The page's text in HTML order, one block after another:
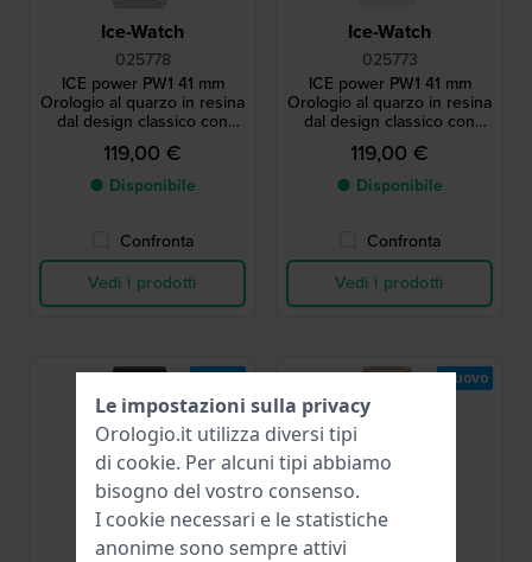
Ice-Watch
025778
ICE power PW1 41 mm
Orologio al quarzo in resina
dal design classico con
lunetta in acciaio e vetro
zaffiro
119,00 €
● Disponibile
Confronta
Vedi i prodotti
Ice-Watch
025773
ICE power PW1 41 mm
Orologio al quarzo in resina
dal design classico con
lunetta in acciaio e vetro
zaffiro
119,00 €
● Disponibile
Confronta
Vedi i prodotti
Nuovo Nuovo
Le impostazioni sulla privacy
Orologio.it utilizza diversi tipi
di cookie. Per alcuni tipi abbiamo
bisogno del vostro consenso.
I cookie necessari e le statistiche
anonime sono sempre attivi